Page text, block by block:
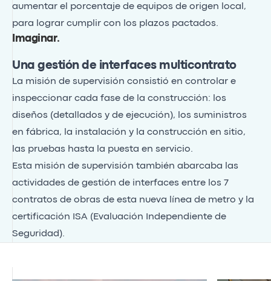
aumentar el porcentaje de equipos de origen local,
para lograr cumplir con los plazos pactados.
Imaginar.
Una gestión de interfaces multicontrato
La misión de supervisión consistió en controlar e
inspeccionar cada fase de la construcción: los
diseños (detallados y de ejecución), los suministros
en fábrica, la instalación y la construcción en sitio,
las pruebas hasta la puesta en servicio.
Esta misión de supervisión también abarcaba las
actividades de gestión de interfaces entre los 7
contratos de obras de esta nueva línea de metro y la
certificación ISA (Evaluación Independiente de
Seguridad).